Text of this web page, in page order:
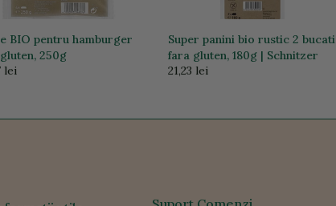
BIO pentru hamburger
250g
lei
Super panini bio rustic 2 bucati
fara gluten, 180g | Schnitzer
21,23 lei